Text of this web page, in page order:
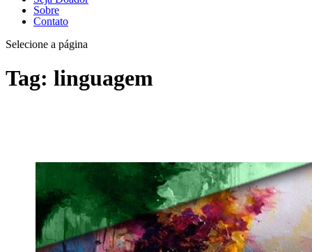
Sobre
Contato
Selecione a página
Tag: linguagem